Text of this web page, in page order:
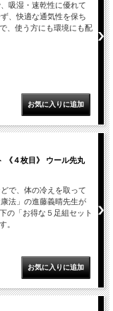
吸湿・速乾性に優れて
、快適な通気性を保ち
、使う方にも環境にも配
《４枚目》 ウール先丸
で、体の冷えを取って
法」の進藤義晴先生が
の「お得な５足組セット
。